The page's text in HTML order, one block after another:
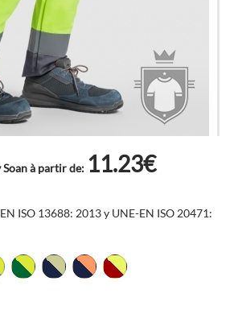
à partir de: 11.23€
ISO 13688: 2013 y UNE-EN ISO 20471: